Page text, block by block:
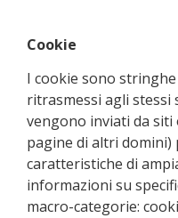
Cookie
I cookie sono
ritrasmessi agli stessi
vengono inviati da siti
pagine di altri domini)
caratteristiche di
informazioni su
macro-categorie: